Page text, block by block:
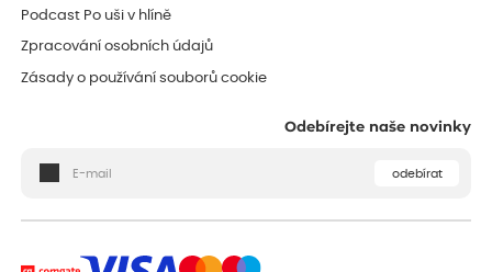
Podcast Po uši v hlíně
Zpracování osobních údajů
Zásady o používání souborů cookie
Odebírejte naše novinky
odebírat